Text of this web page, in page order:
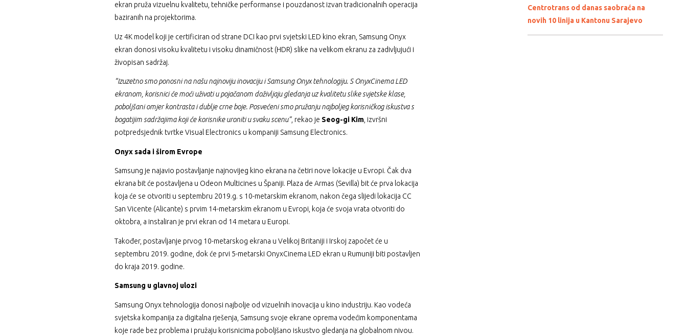
ekran pruža vizuelnu kvalitetu, tehničke performanse i pouzdanost izvan tradicionalnih operacija
baziranih na projektorima.
Uz 4K model koji je certificiran od strane DCI kao prvi svjetski LED kino ekran, Samsung Onyx
ekran donosi visoku kvalitetu i visoku dinamičnost (HDR) slike na velikom ekranu za zadivljujući i
živopisan sadržaj.
“Izuzetno smo ponosni na našu najnoviju inovaciju i Samsung Onyx tehnologiju. S OnyxCinema LED
ekranom, korisnici će moći uživati u pojačanom doživljaju gledanja uz kvalitetu slike svjetske klase,
poboljšani omjer kontrasta i dublje crne boje. Posvećeni smo pružanju najboljeg korisničkog iskustva s
bogatijim sadržajima koji će korisnike uroniti u svaku scenu”, rekao je Seog-gi Kim , izvršni
potpredsjednik tvrtke Visual Electronics u kompaniji Samsung Electronics.
Onyx sada i širom Evrope
Samsung je najavio postavljanje najnovijeg kino ekrana na četiri nove lokacije u Evropi. Čak dva
ekrana bit će postavljena u Odeon Multicines u Španiji. Plaza de Armas (Sevilla) bit će prva lokacija
koja će se otvoriti u septembru 2019.g. s 10-metarskim ekranom, nakon čega slijedi lokacija CC
San Vicente (Alicante) s prvim 14-metarskim ekranom u Evropi, koja će svoja vrata otvoriti do
oktobra, a instaliran je prvi ekran od 14 metara u Europi.
Također, postavljanje prvog 10-metarskog ekrana u Velikoj Britaniji i Irskoj započet će u
septembru 2019. godine, dok će prvi 5-metarski OnyxCinema LED ekran u Rumuniji biti postavljen
do kraja 2019. godine.
Samsung u glavnoj ulozi
Samsung Onyx tehnologija donosi najbolje od vizuelnih inovacija u kino industriju. Kao vodeća
svjetska kompanija za digitalna rješenja, Samsung svoje ekrane oprema vodećim komponentama
koje rade bez problema i pružaju korisnicima poboljšano iskustvo gledanja na globalnom nivou.
Centrotrans od danas saobraća na
novih 10 linija u Kantonu Sarajevo